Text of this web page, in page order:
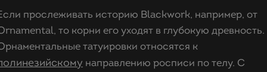
прослеживать историю Blackwork, например, от
то корни его уходят в глубокую древность.
татуировки относятся к
направлению росписи по телу. С